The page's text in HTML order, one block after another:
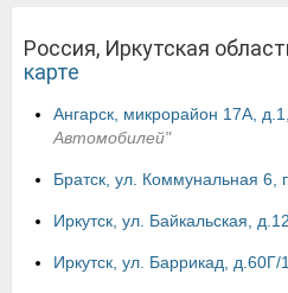
Россия, Иркутская
карте
Ангарск, микрорайон 17А,
Автомобилей"
Братск, ул. Коммунальная 6,
Иркутск, ул. Байкальская,
Иркутск, ул. Баррикад, д.60Г/1